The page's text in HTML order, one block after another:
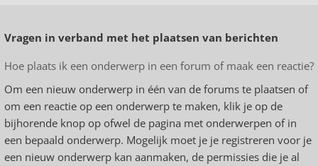
Vragen in verband met het plaatsen van berichten
Hoe plaats ik een onderwerp in een forum of maak een reactie?
Om een nieuw onderwerp in één van de forums te plaatsen of
om een reactie op een onderwerp te maken, klik je op de
bijhorende knop op ofwel de pagina met onderwerpen of in
een bepaald onderwerp. Mogelijk moet je je registreren voor je
een nieuw onderwerp kan aanmaken, de permissies die je al